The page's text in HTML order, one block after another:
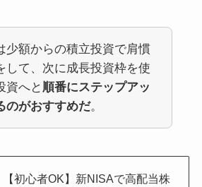
少額からの積立投資で肩慣
して、次に成長投資枠を使
資へと 順番にステップアッ
のがおすすめだ。
【初心者OK】新NISAで高配当株